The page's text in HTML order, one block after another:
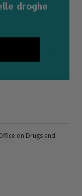
droghe
on Drugs and